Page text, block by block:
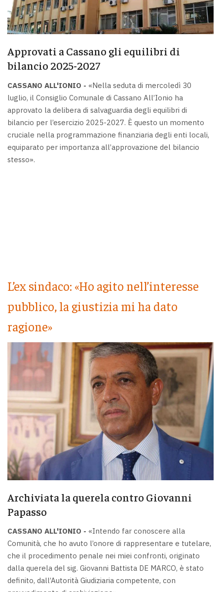
Approvati a Cassano gli equilibri di
bilancio 2025-2027
CASSANO ALL'IONIO - «Nella seduta di mercoledì 30
luglio, il Consiglio Comunale di Cassano All’Ionio ha
approvato la delibera di salvaguardia degli equilibri di
bilancio per l’esercizio 2025-2027. È questo un momento
cruciale nella programmazione finanziaria degli enti locali,
equiparato per importanza all’approvazione del bilancio
stesso».
L’ex sindaco: «Ho agito nell’interesse
pubblico, la giustizia mi ha dato
ragione»
Archiviata la querela contro Giovanni
Papasso
CASSANO ALL'IONIO - «Intendo far conoscere alla
Comunità, che ho avuto l’onore di rappresentare e tutelare,
che il procedimento penale nei miei confronti, originato
dalla querela del sig. Giovanni Battista DE MARCO, è stato
definito, dall’Autorità Giudiziaria competente, con